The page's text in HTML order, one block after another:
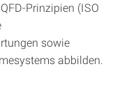
Prinzipien (ISO
sowie
abbilden.